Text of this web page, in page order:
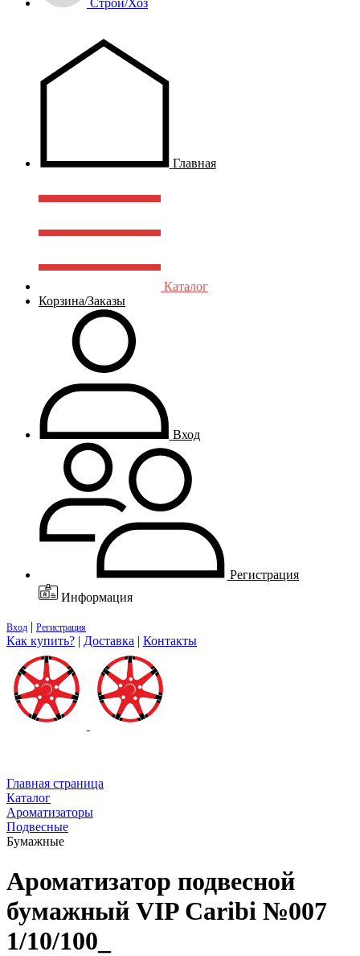
Строй/Хоз
Главная
Каталог
Корзина/Заказы
Вход
Регистрация
Информация
Вход | Регистрация
Как купить? | Доставка | Контакты
Главная страница
Каталог
Ароматизаторы
Подвесные
Бумажные
Ароматизатор подвесной
бумажный VIP Caribi №007
1/10/100_